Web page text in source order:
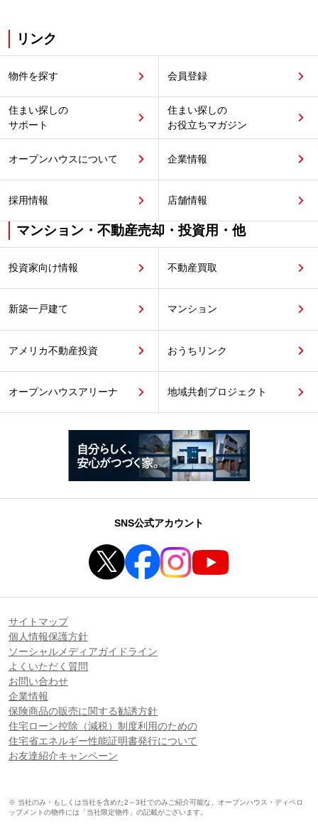
リンク
物件を探す 会員登録
住まい探しの
サポート
住まい探しの
お役立ちマガジン
オープンハウスについて 企業情報
採用情報 店舗情報
マンション・不動産売却・投資用・他
投資家向け情報 不動産買取
新築一戸建て マンション
アメリカ不動産投資 おうちリンク
オープンハウスアリーナ 地域共創プロジェクト
SNS公式アカウント
サイトマップ
個人情報保護方針
ソーシャルメディアガイドライン
よくいただく質問
お問い合わせ
企業情報
保険商品の販売に関する勧誘方針
住宅ローン控除（減税）制度利用のための
住宅省エネルギー性能証明書発行について
お友達紹介キャンペーン
※ 当社のみ・もしくは当社を含めた2～3社でのみご紹介可能な、オープンハウス・ディベロ
ップメントの物件には「当社限定物件」の記載がございます。